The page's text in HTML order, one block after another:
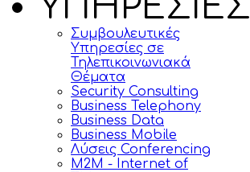
Συμβουλευτικές
Υπηρεσίες σε
Τηλεπικοινωνιακά
Θέματα
Security Consulting
Business Telephony
Business Data
Business Mobile
Λύσεις Conferencing
M2M - Internet of